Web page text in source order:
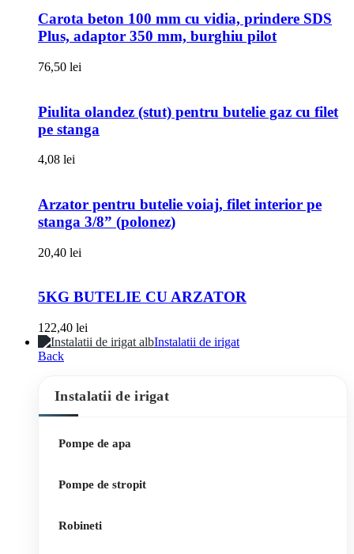
Carota beton 100 mm cu vidia, prindere SDS
Plus, adaptor 350 mm, burghiu pilot
76,50 lei
Piulita olandez (stut) pentru butelie gaz cu filet
pe stanga
4,08 lei
Arzator pentru butelie voiaj, filet interior pe
stanga 3/8” (polonez)
20,40 lei
5KG BUTELIE CU ARZATOR
122,40 lei
Instalatii de irigat
Back
Instalatii de irigat
Pompe de apa
Pompe de stropit
Robineti